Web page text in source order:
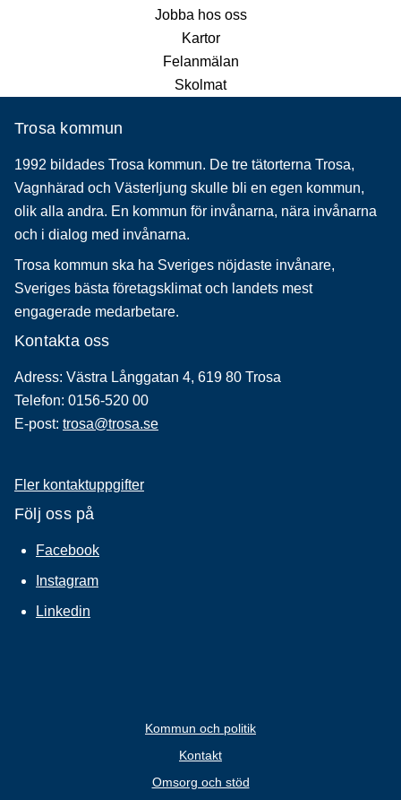
Jobba hos oss
Kartor
Felanmälan
Skolmat
Trosa kommun
1992 bildades Trosa kommun. De tre tätorterna Trosa,
Vagnhärad och Västerljung skulle bli en egen kommun,
olik alla andra. En kommun för invånarna, nära invånarna
och i dialog med invånarna.
Trosa kommun ska ha Sveriges nöjdaste invånare,
Sveriges bästa företagsklimat och landets mest
engagerade medarbetare.
Kontakta oss
Adress: Västra Långgatan 4, 619 80 Trosa
Telefon: 0156-520 00
E-post: trosa@trosa.se
Fler kontaktuppgifter
Följ oss på
Facebook
Instagram
Linkedin
Kommun och politik
Kontakt
Omsorg och stöd